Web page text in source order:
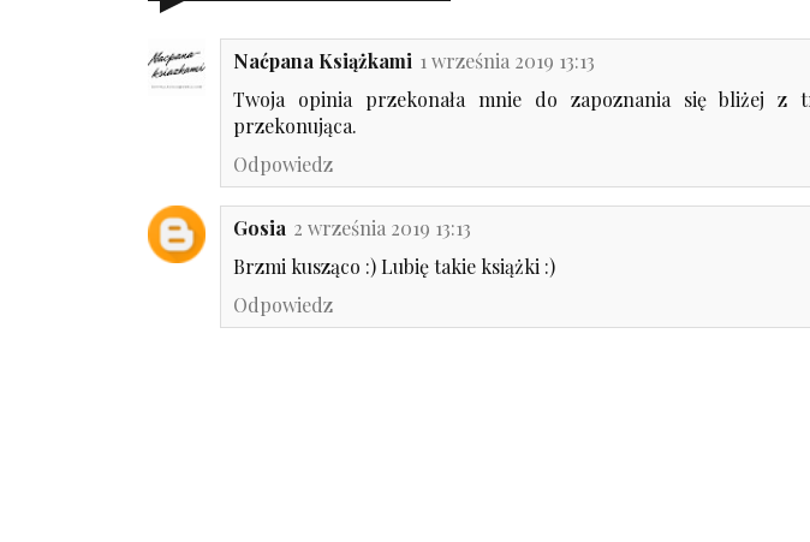
Naćpana Książkami 1 września 2019 13:13
Twoja opinia przekonała mnie do zapoznania się bliżej z
przekonująca.
Odpowiedz
Gosia 2 września 2019 13:13
Brzmi kusząco :) Lubię takie książki :)
Odpowiedz